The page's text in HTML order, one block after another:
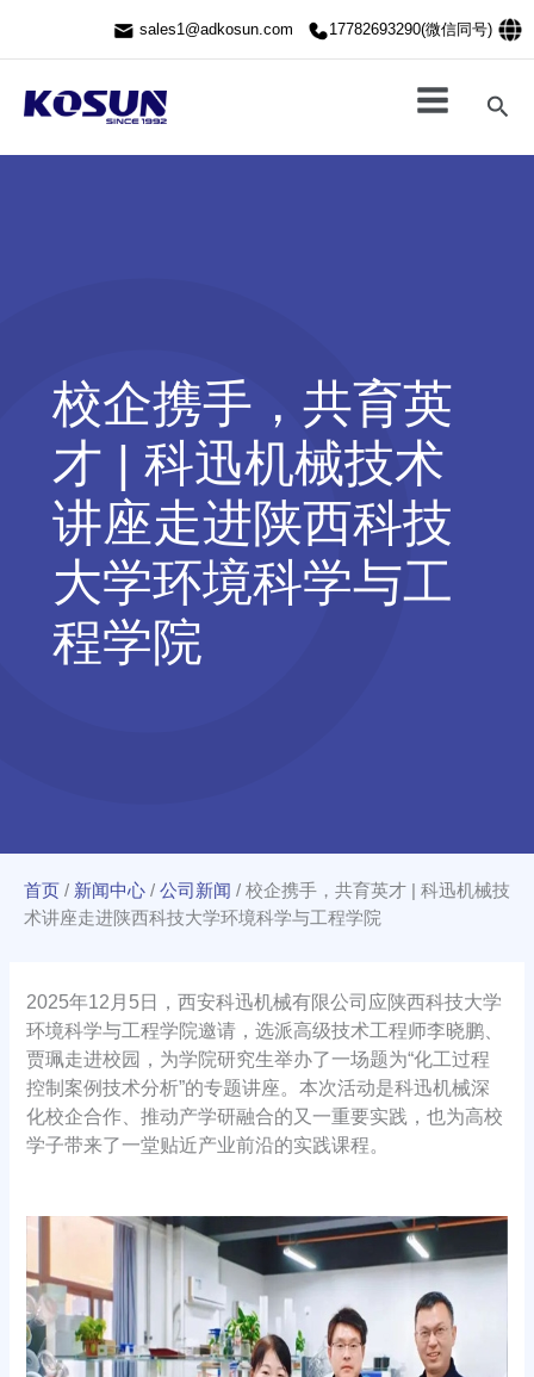
sales1@adkosun.com 17782693290(微信同号)
搜
索
校企携手，共育英
才 | 科迅机械技术
讲座走进陕西科技
大学环境科学与工
程学院
首页 / 新闻中心 / 公司新闻 / 校企携手，共育英才 | 科迅机械技
术讲座走进陕西科技大学环境科学与工程学院
2025年12月5日，西安科迅机械有限公司应陕西科技大学
环境科学与工程学院邀请，选派高级技术工程师李晓鹏、
贾珮走进校园，为学院研究生举办了一场题为“化工过程
控制案例技术分析”的专题讲座。本次活动是科迅机械深
化校企合作、推动产学研融合的又一重要实践，也为高校
学子带来了一堂贴近产业前沿的实践课程。